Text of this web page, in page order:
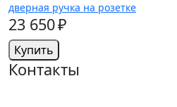
дверная ручка на розетке
23 650 ₽
Купить
Контакты